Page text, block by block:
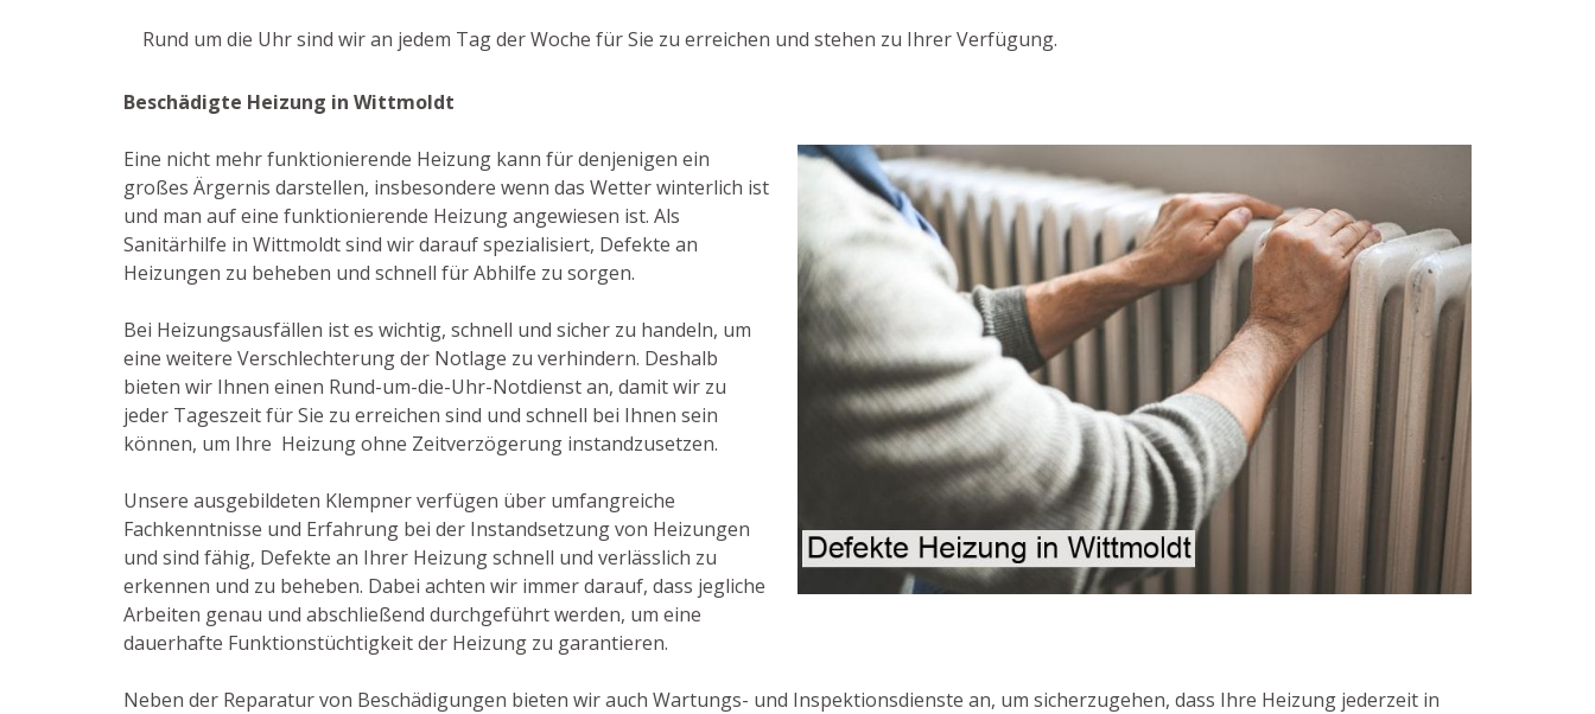
Rund um die Uhr sind wir an jedem Tag der Woche für Sie zu erreichen und stehen zu Ihrer Verfügung.
Beschädigte Heizung in Wittmoldt
Eine nicht mehr funktionierende Heizung kann für denjenigen ein
großes Ärgernis darstellen, insbesondere wenn das Wetter winterlich ist
und man auf eine funktionierende Heizung angewiesen ist. Als
Sanitärhilfe in Wittmoldt sind wir darauf spezialisiert, Defekte an
Heizungen zu beheben und schnell für Abhilfe zu sorgen.
Bei Heizungsausfällen ist es wichtig, schnell und sicher zu handeln, um
eine weitere Verschlechterung der Notlage zu verhindern. Deshalb
bieten wir Ihnen einen Rund-um-die-Uhr-Notdienst an, damit wir zu
jeder Tageszeit für Sie zu erreichen sind und schnell bei Ihnen sein
können, um Ihre Heizung ohne Zeitverzögerung instandzusetzen.
Unsere ausgebildeten Klempner verfügen über umfangreiche
Fachkenntnisse und Erfahrung bei der Instandsetzung von Heizungen
und sind fähig, Defekte an Ihrer Heizung schnell und verlässlich zu
erkennen und zu beheben. Dabei achten wir immer darauf, dass jegliche
Arbeiten genau und abschließend durchgeführt werden, um eine
dauerhafte Funktionstüchtigkeit der Heizung zu garantieren.
Neben der Reparatur von Beschädigungen bieten wir auch Wartungs- und Inspektionsdienste an, um sicherzugehen, dass Ihre Heizung jederzeit in